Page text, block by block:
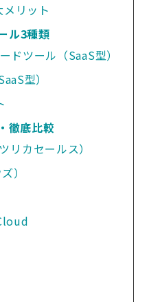
リット
ル3種類
ツール（SaaS型）
型）
徹底比較
リカセールス）
）